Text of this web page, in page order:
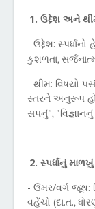
1. ઉદ્દેશ અને
- ઉદ્દેશ: સ્પર્ધાનો
કુશળતા,
- થીમ: વિષયો
સ્તરને અનુરૂપ
સપનું", "
2. સ્પર્ધાનું
- ઉંમર/વર્ગ જૂથ:
વહેંચો (દા.ત.,